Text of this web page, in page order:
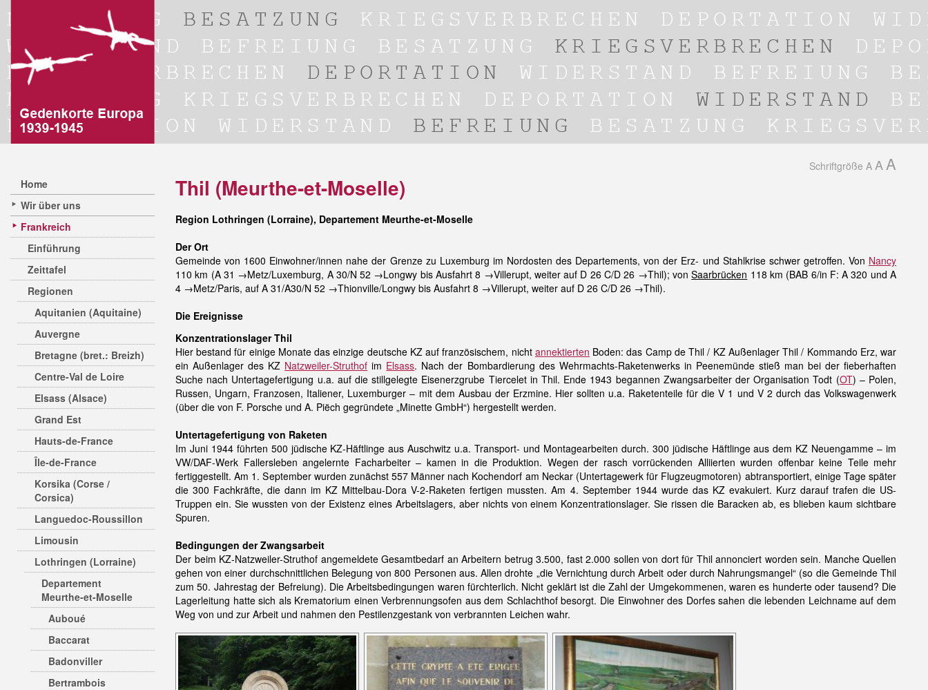
Home
Wir über uns
Frankreich
Einführung
Zeittafel
Regionen
Aquitanien (Aquitaine)
Auvergne
Bretagne (bret.: Breizh)
Centre-Val de Loire
Elsass (Alsace)
Grand Est
Hauts-de-France
Île-de-France
Korsika (Corse /
Corsica)
Languedoc-Roussillon
Limousin
Lothringen (Lorraine)
Departement
Meurthe-et-Moselle
Auboué
Baccarat
Badonviller
Bertrambois
Schriftgröße A A A
Thil (Meurthe-et-Moselle)
Region Lothringen (Lorraine), Departement Meurthe-et-Moselle
Der Ort
Gemeinde von 1600 Einwohner/innen nahe der Grenze zu Luxemburg im Nordosten des Departements, von der Erz- und Stahlkrise schwer getroffen. Von Nancy
110 km (A 31 →Metz/Luxemburg, A 30/N 52 →Longwy bis Ausfahrt 8 →Villerupt, weiter auf D 26 C/D 26 →Thil); vonSaarbrücken 118 km (BAB 6/in F: A 320 und A
4 →Metz/Paris, auf A 31/A30/N 52 →Thionville/Longwy bis Ausfahrt 8 →Villerupt, weiter auf D 26 C/D 26 →Thil).
Die Ereignisse
Konzentrationslager Thil
Hier bestand für einige Monate das einzige deutsche KZ auf französischem, nicht annektierten Boden: das Camp de Thil / KZ Außenlager Thil / Kommando Erz, war
ein Außenlager des KZ Natzweiler-Struthof im Elsass. Nach der Bombardierung des Wehrmachts-Raketenwerks in Peenemünde stieß man bei der fieberhaften
Suche nach Untertagefertigung u.a. auf die stillgelegte Eisenerzgrube Tiercelet in Thil. Ende 1943 begannen Zwangsarbeiter der Organisation Todt (OT) – Polen,
Russen, Ungarn, Franzosen, Italiener, Luxemburger – mit dem Ausbau der Erzmine. Hier sollten u.a. Raketenteile für die V 1 und V 2 durch das Volkswagenwerk
(über die von F. Porsche und A. Piëch gegründete „Minette GmbH“) hergestellt werden.
Untertagefertigung von Raketen
Im Juni 1944 führten 500 jüdische KZ-Häftlinge aus Auschwitz u.a. Transport- und Montagearbeiten durch. 300 jüdische Häftlinge aus dem KZ Neuengamme – im
VW/DAF-Werk Fallersleben angelernte Facharbeiter – kamen in die Produktion. Wegen der rasch vorrückenden Alliierten wurden offenbar keine Teile mehr
fertiggestellt. Am 1. September wurden zunächst 557 Männer nach Kochendorf am Neckar (Untertagewerk für Flugzeugmotoren) abtransportiert, einige Tage später
die 300 Fachkräfte, die dann im KZ Mittelbau-Dora V-2-Raketen fertigen mussten. Am 4. September 1944 wurde das KZ evakuiert. Kurz darauf trafen die US-
Truppen ein. Sie wussten von der Existenz eines Arbeitslagers, aber nichts von einem Konzentrationslager. Sie rissen die Baracken ab, es blieben kaum sichtbare
Spuren.
Bedingungen der Zwangsarbeit
Der beim KZ-Natzweiler-Struthof angemeldete Gesamtbedarf an Arbeitern betrug 3.500, fast 2.000 sollen von dort für Thil annonciert worden sein. Manche Quellen
gehen von einer durchschnittlichen Belegung von 800 Personen aus. Allen drohte „die Vernichtung durch Arbeit oder durch Nahrungsmangel“ (so die Gemeinde Thil
zum 50. Jahrestag der Befreiung). Die Arbeitsbedingungen waren fürchterlich. Nicht geklärt ist die Zahl der Umgekommenen, waren es hunderte oder tausend? Die
Lagerleitung hatte sich als Krematorium einen Verbrennungsofen aus dem Schlachthof besorgt. Die Einwohner des Dorfes sahen die lebenden Leichname auf dem
Weg von und zur Arbeit und nahmen den Pestilenzgestank von verbrannten Leichen wahr.